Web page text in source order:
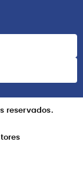
reservados.